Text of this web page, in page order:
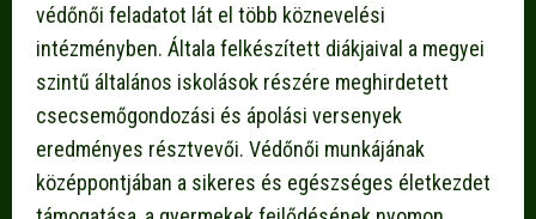
védőnői feladatot lát el több köznevelési
intézményben. Általa felkészített diákjaival a megyei
szintű általános iskolások részére meghirdetett
csecsemőgondozási és ápolási versenyek
eredményes résztvevői. Védőnői munkájának
középpontjában a sikeres és egészséges életkezdet